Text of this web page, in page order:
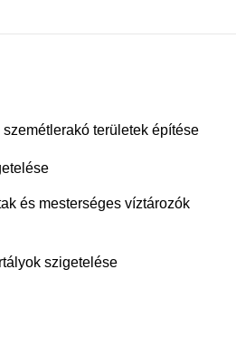
területek építése
és mesterséges víztározók
szigetelése